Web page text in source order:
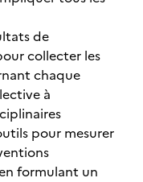
de
collecter les
chaque
à
pour mesurer
formulant un